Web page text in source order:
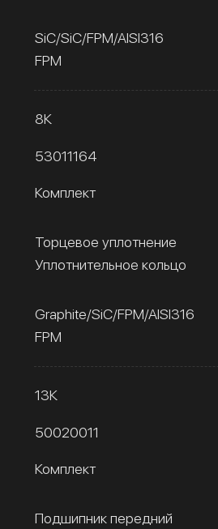
SiC/SiC/FPM/AISI316
FPM
8К
53011164
Комплект
Торцевое уплотнение
Уплотнительное кольцо
Graphite/SiC/FPM/AISI316
FPM
13К
50020011
Комплект
Подшипник передний